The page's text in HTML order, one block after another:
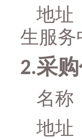
地址
生服务
2.采
名称
地址